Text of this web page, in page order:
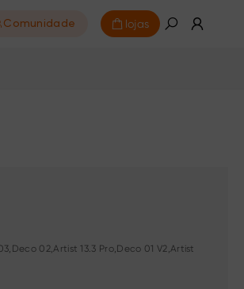
Comunidade lojas
02,Artist 13.3 Pro,Deco 01 V2,Artist